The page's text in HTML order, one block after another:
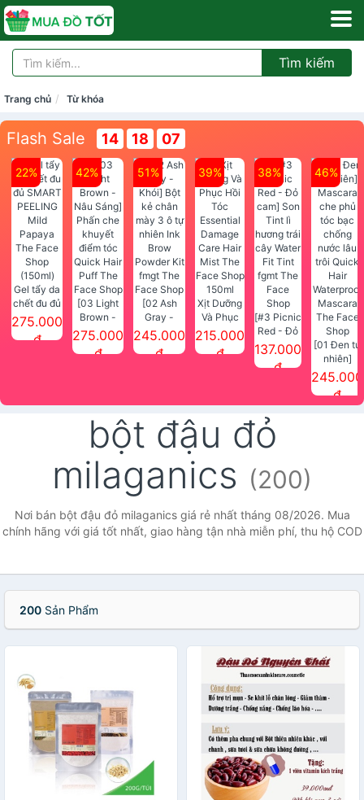
Tìm kiếm
Trang chủ Từ khóa
Flash Sale 14 18 05
22%
Gel tẩy da
chết đu đủ
SMART
PEELING
275.000
đ
42%
[03 Light
Brown -
Nâu Sáng]
Phấn che
275.000
đ
51%
[02 Ash
Gray -
Khói] Bột
kẻ chân
Face Shop
245.000
đ
39%
Xịt Dưỡng
Và Phục
Hồi Tóc
Essential
215.000
đ
38%
[#3 Picnic
Red - Đỏ
cam] Son
fgmt The
Face
Shop
137.000
đ
46%
[01 Đen tự
nhiên]
Mascara
che phủ
Shop
245.000
đ
bột đậu đỏ
milaganics (200)
Nơi bán bột đậu đỏ milaganics giá rẻ nhất tháng 08/2026. Mua
chính hãng với giá tốt nhất, giao hàng tận nhà miễn phí, thu hộ COD
200 Sản Phẩm